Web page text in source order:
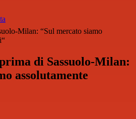
Milan: “Sul mercato siamo
di Sassuolo-Milan:
assolutamente